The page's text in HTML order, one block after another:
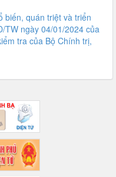
biến, quán triệt và triển
TW ngày 04/01/2024 của
tra của Bộ Chính trị,